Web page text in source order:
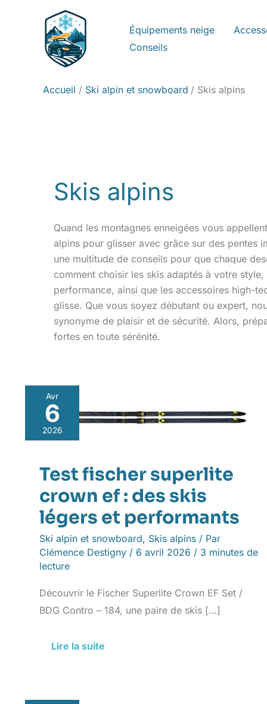
Équipements neige
Conseils
Accueil Ski alpin et snowboard Skis alpins
Skis alpins
Quand les montagnes enneigées vous
alpins pour glisser avec grâce sur des pentes
une multitude de conseils pour que chaque
comment choisir les skis adaptés à votre
performance, ainsi que les accessoires high-
glisse. Que vous soyez débutant ou expert,
synonyme de plaisir et de sécurité. Alors,
fortes en toute sérénité.
Avr
6
2026
Test fischer superlite
crown ef : des skis
légers et performants
Ski alpin et snowboard, Skis alpins / Par
Clémence Destigny / 6 avril 2026 / 3 minutes de
lecture
Découvrir le Fischer Superlite Crown EF Set /
BDG Contro – 184, une paire de skis […]
Test
fischer
superlite
:
des
skis
légers
et
performants
Lire la suite